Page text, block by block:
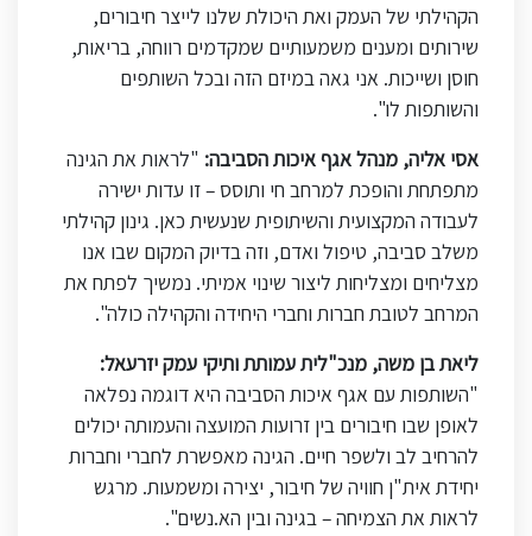
הקהילתי של העמק ואת היכולת שלנו לייצר חיבורים,
שירותים ומענים משמעותיים שמקדמים רווחה, בריאות,
חוסן ושייכות. אני גאה במיזם הזה ובכל השותפים
והשותפות לו."
אסי אליה, מנהל אגף איכות הסביבה: "לראות את הגינה
מתפתחת והופכת למרחב חי ותוסס – זו עדות ישירה
לעבודה המקצועית והשיתופית שנעשית כאן. גינון קהילתי
משלב סביבה, טיפול ואדם, וזה בדיוק המקום שבו אנו
מצליחים ומצליחות ליצור שינוי אמיתי. נמשיך לפתח את
המרחב לטובת חברות וחברי היחידה והקהילה כולה."
ליאת בן משה, מנכ"לית עמותת ותיקי עמק יזרעאל:
"השותפות עם אגף איכות הסביבה היא דוגמה נפלאה
לאופן שבו חיבורים בין זרועות המועצה והעמותה יכולים
להרחיב לב ולשפר חיים. הגינה מאפשרת לחברי וחברות
יחידת אית"ן חוויה של חיבור, יצירה ומשמעות. מרגש
לראות את הצמיחה – בגינה ובין הא.נשים."